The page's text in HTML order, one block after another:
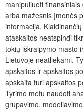
manipuliuoti
arba mažesnis įmonės
informacija.
ataskaitos neatspindi
tokių iškraipymo masto
Lietuvoje neatliekami.
apskaitos ir apskaitos
apskaita turi apskaitos
Tyrimo metu naudoti
grupavimo,